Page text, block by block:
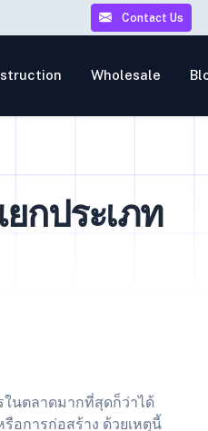
Contact Us
Wholesale
กประเภท
ในตลาดมากที่สุดก็ว่าได้
อการก่อสร้าง ด้วยเหตุนี้